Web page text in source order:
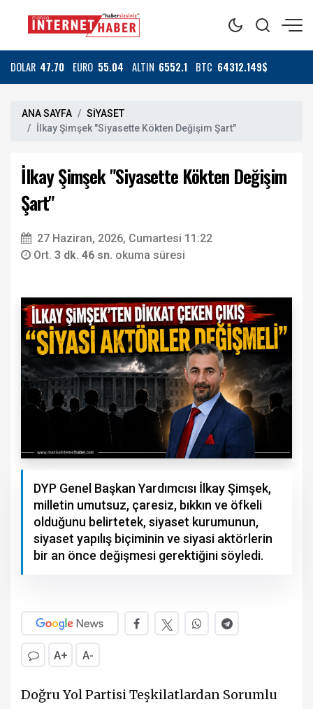
DOLAR 47.70 EURO 55.04 ALTIN 6552.1 BTC 64312.149$
ANA SAYFA
SİYASET
İlkay Şimşek "Siyasette Kökten Değişim Şart"
İlkay Şimşek "Siyasette Kökten Değişim
Şart"
27 Haziran, 2026, Cumartesi 11:22
Ort. 3 dk. 46 sn. okuma süresi
DYP Genel Başkan Yardımcısı İlkay Şimşek,
milletin umutsuz, çaresiz, bıkkın ve öfkeli
olduğunu belirtetek, siyaset kurumunun,
siyaset yapılış biçiminin ve siyasi aktörlerin
bir an önce değişmesi gerektiğini söyledi.
A+ A-
Doğru Yol Partisi Teşkilatlardan Sorumlu